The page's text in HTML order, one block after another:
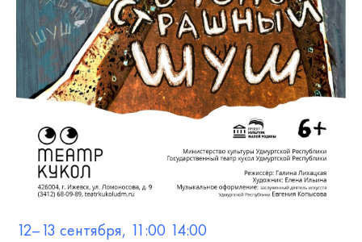
12–13 сентября, 11:00 14:00